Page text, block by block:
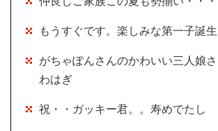
もうすぐです。楽しみな第一子誕
がちゃぽんさんのかわいい三人娘
わはぎ
祝・・ガッキー君。。寿めでたし